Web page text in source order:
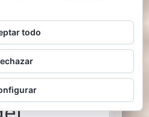
–
en
todo